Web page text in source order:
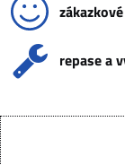
repase a